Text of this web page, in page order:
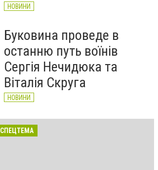
НОВИНИ
Буковина проведе в
останню путь воїнів
Сергія Нечидюка та
Віталія Скруга
НОВИНИ
СПЕЦТЕМА